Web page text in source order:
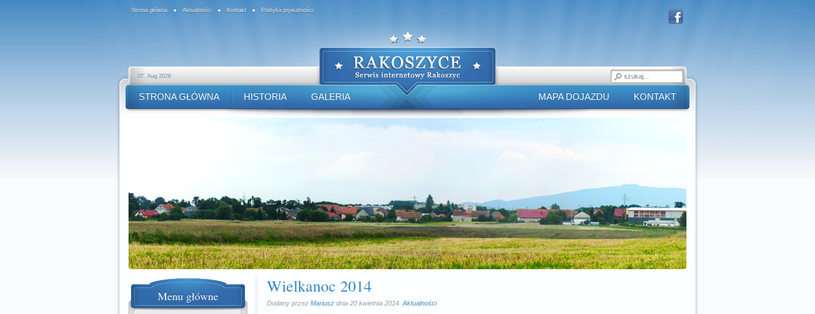
Strona główna Aktualności Kontakt Polityka prywatności
07. Aug 2026
STRONA GŁÓWNA HISTORIA GALERIA MAPA DOJAZDU KONTAKT
Wielkanoc 2014
Dodany przez Mariusz dnia 20 kwietnia 2014. Aktualności
Menu główne